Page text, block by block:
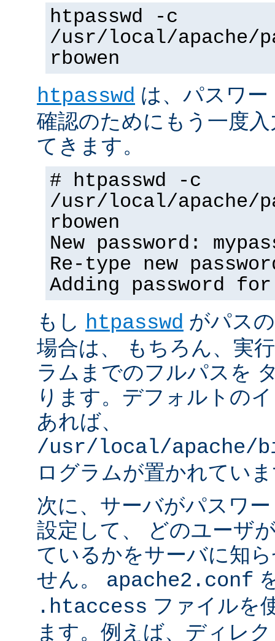
htpasswd -c
/usr/local/apache/
rbowen
htpasswd は、パスワ
確認のためにもう一度
てきます。
# htpasswd -c
/usr/local/apache/
rbowen
New password:
Re-type new
Adding password
もし htpasswd がパス
場合は、 もちろん、実
ラムまでのフルパスを
ります。デフォルトの
あれば、
/usr/local/apache/
ログラムが置かれてい
次に、サーバがパスワ
設定して、 どのユーザ
ているかをサーバに知
せん。 apache2.conf
.htaccess ファイルを
ます。例えば、ディレ